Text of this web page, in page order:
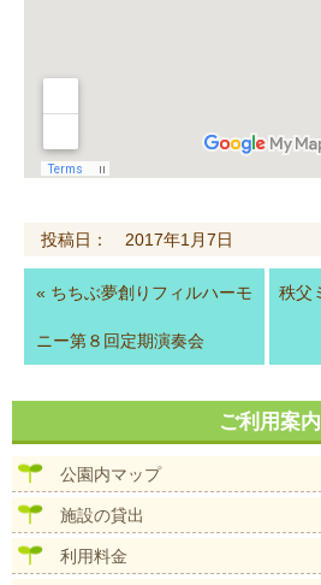
投稿日： 2017年1月7日
« ちちぶ夢創りフィルハーモ
ニー第８回定期演奏会
秩父
ご利用案内
公園内マップ
施設の貸出
利用料金